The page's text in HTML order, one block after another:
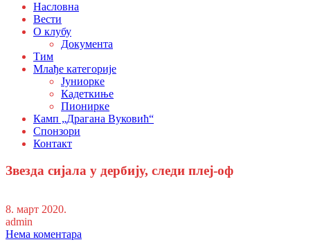
Насловна
Вести
О клубу
Документа
Тим
Млађе категорије
Јуниорке
Кадеткиње
Пионирке
Камп „Драгана Вуковић“
Спонзори
Контакт
Звезда сијала у дербију, следи плеј-оф
8. март 2020.
admin
Нема коментара